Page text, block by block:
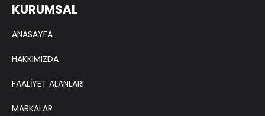
KURUMSAL
ANASAYFA
HAKKIMIZDA
FAALİYET ALANLARI
MARKALAR